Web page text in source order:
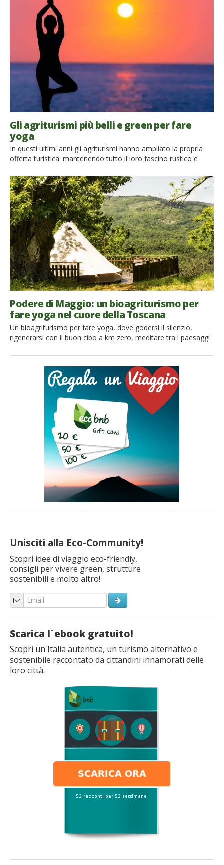
Unisciti alla Eco-Community!
Scopri idee di viaggio eco-friendly,
consigli per vivere green, strutture
sostenibili e molto altro!
Scarica l´ebook gratuito!
Scopri un'Italia autentica, un turismo alternativo e
sostenibile raccontato da cittandini innamorati delle
loro città.
organizzare un ritiro olistico di gruppo. Prepariamoci a sentire
l’abbraccio della natura, mentre meditiamo e ritroviamo una
connessione con noi stessi. […]
Gli agriturismi più belli e green per fare
yoga
In questi ultimi anni gli agriturismi hanno ampliato la propria
offerta turistica: mantenendo tutto il loro fascino rustico e
benessere, corsi di cucina e anche spazi e lezioni di yoga. E
proprio per gli appassionati di yoga abbiamo raccolto gli
agriturismi sostenibili più belli d’Italia per vivere […]
Podere di Maggio: un bioagriturismo per
fare yoga nel cuore della Toscana
Un bioagriturismo per fare yoga, dove godersi il silenzio,
rigenerarsi con il buon cibo a km zero, meditare tra i paesaggi
Abbiamo intervistato Rita e Peter dell’agriturismo biologico
Podere di Maggio, ecco cosa ci hanno raccontato. Se siete alla
ricerca di un posto in cui rifugiarvi, circondati dalle […]